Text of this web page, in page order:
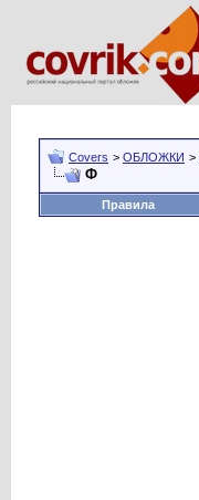
Covers > ОБЛОЖКИ >
Ф
Правила